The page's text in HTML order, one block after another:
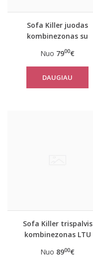
Sofa Killer juodas
kombinezonas su
Nuo 7900€
DAUGIAU
Sofa Killer trispalvis
kombinezonas LTU
Nuo 8900€